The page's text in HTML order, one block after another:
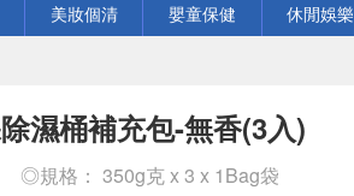
美妝個清 嬰童保健 休閒娛樂
濕桶補充包-無香(3入)
◎規格： 350g克 x 3 x 1Bag袋